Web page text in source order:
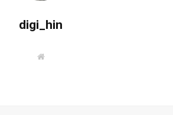
digi_hin
W